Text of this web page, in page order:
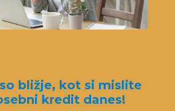
bližje, kot si mislite
kredit danes!